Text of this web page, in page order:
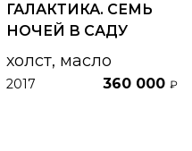
ГАЛАКТИКА. СЕМЬ
НОЧЕЙ В САДУ
холст, масло
2017 360 000 ₽